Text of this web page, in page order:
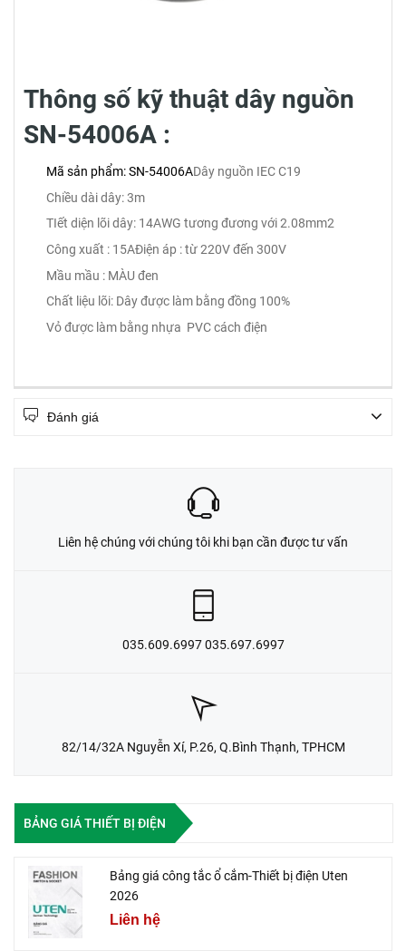
Thông số kỹ thuật dây nguồn
SN-54006A :
Mã sản phẩm: SN-54006ADây nguồn IEC C19
Chiều dài dây: 3m
TIết diện lõi dây: 14AWG tương đương với 2.08mm2
Công xuất : 15AĐiện áp : từ 220V đến 300V
Mầu mầu : MÀU đen
Chất liệu lõi: Dây được làm bằng đồng 100%
Vỏ được làm bằng nhựa PVC cách điện
Đánh giá
Liên hệ chúng với chúng tôi khi bạn cần được tư vấn
035.609.6997 035.697.6997
82/14/32A Nguyễn Xí, P.26, Q.Bình Thạnh, TPHCM
BẢNG GIÁ THIẾT BỊ ĐIỆN
Bảng giá công tắc ổ cắm-Thiết bị điện Uten
2026
Liên hệ